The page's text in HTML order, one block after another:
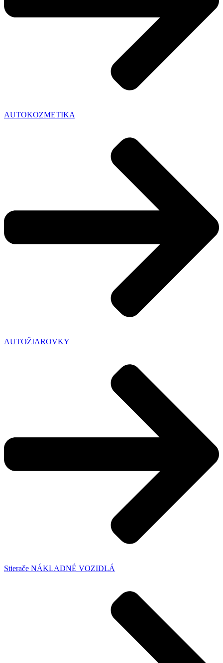
AUTOKOZMETIKA
AUTOŽIAROVKY
Stierače NÁKLADNÉ VOZIDLÁ